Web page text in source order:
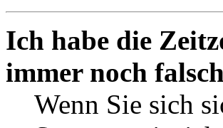
Ich habe die
immer noch
Wenn Sie sich